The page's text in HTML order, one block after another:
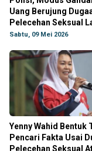
Uang Berujung
Pelecehan Seksual
Sabtu, 09 Mei 2026
Yenny Wahid Bentuk
Pencari Fakta Usai
Pelecehan Seksual